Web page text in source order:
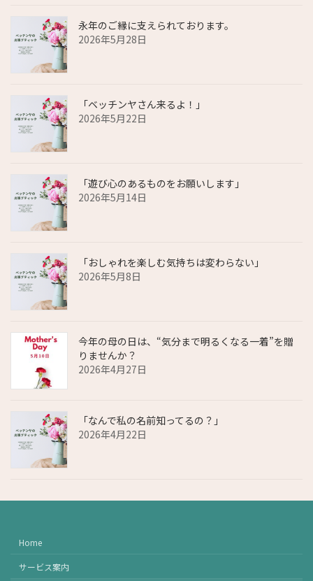
永年のご縁に支えられております。
2026年5月28日
「ベッチンヤさん来るよ！」
2026年5月22日
「遊び心のあるものをお願いします」
2026年5月14日
「おしゃれを楽しむ気持ちは変わらない」
2026年5月8日
今年の母の日は、“気分まで明るくなる一着”を贈
りませんか？
2026年4月27日
「なんで私の名前知ってるの？」
2026年4月22日
Home
サービス案内